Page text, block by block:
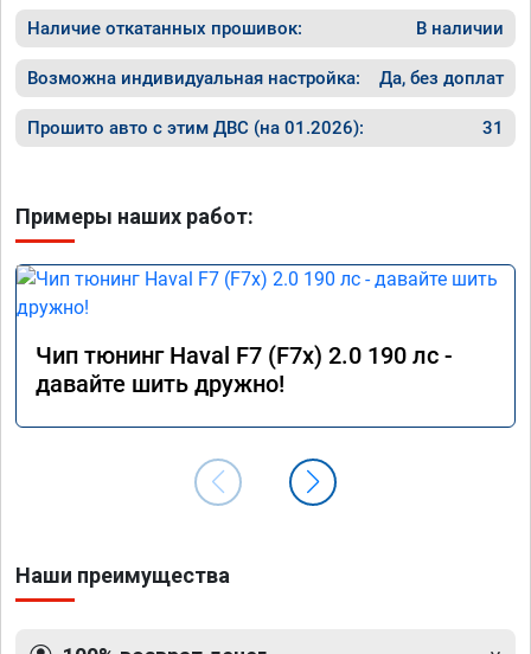
Наличие откатанных прошивок: В наличии
Возможна индивидуальная настройка: Да, без доплат
Прошито авто с этим ДВС (на 01.2026): 31
Примеры наших работ:
Чип тюнинг Haval F7 (F7x) 2.0 190 лс -
давайте шить дружно!
Наши преимущества